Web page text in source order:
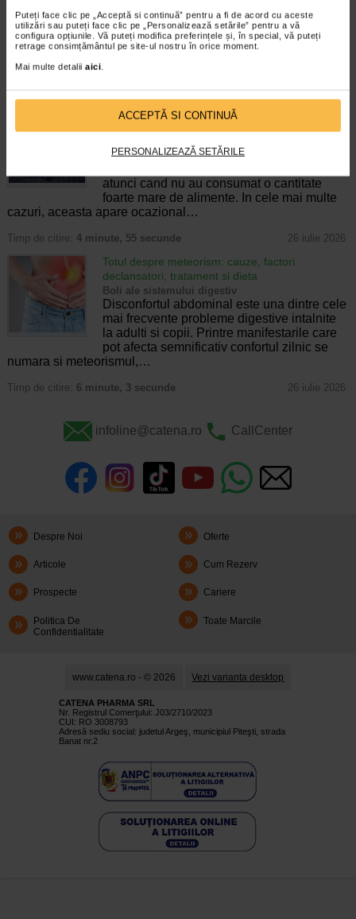
Puteți face clic pe „Acceptă si continuă” pentru a fi de acord cu aceste
utilizări sau puteți face clic pe „Personalizează setările” pentru a vă
configura opțiunile. Vă puteți modifica preferințele și, în special, vă puteți
retrage consimțământul pe site-ul nostru în orice moment.
Mai multe detalii aici.
ACCEPTĂ SI CONTINUĂ
PERSONALIZEAZĂ SETĂRILE
pierderea accidentala de urina, de obicei in
timpul somnului. Este o afectiune frecventa
atat in randul copiilor, cat si al adultilor.
Timp de citire:4 minute, 32 secunde 28 iulie 2026
Senzatia de prea plin: cand indica o afectiune si
Multi oameni au experimentat macar o data
atunci cand nu au consumat o cantitate
foarte mare de alimente. In cele mai multe
cazuri, aceasta apare ocazional…
Timp de citire: 4 minute, 55 secunde 26 iulie 2026
Totul despre meteorism: cauze, factori
declansatori, tratament si dieta
Boli ale sistemului digestiv
Disconfortul abdominal este una dintre cele
mai frecvente probleme digestive intalnite
la adulti si copii. Printre manifestarile care
pot afecta semnificativ confortul zilnic se
numara si meteorismul,…
Timp de citire: 6 minute, 3 secunde 26 iulie 2026
infoline@catena.ro CallCenter
Despre Noi Oferte
Articole Cum Rezerv
Prospecte Cariere
Politica De
Confidentialitate
Toate Marcile
www.catena.ro - © 2026 Vezi varianta desktop
CATENA PHARMA SRL
Nr. Registrul Comerţului: J03/2710/2023
CUI: RO 3008793
Adresă sediu social: judetul Argeş, municipiul Piteşti, strada
Banat nr.2